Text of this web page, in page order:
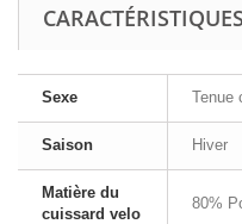
Sexe Tenue
Saison Hiver
Matière du
cuissard velo
80%